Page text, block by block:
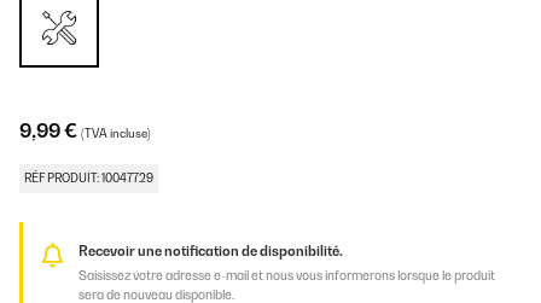
9,99 € (TVA incluse)
RÉF PRODUIT: 10047729
Recevoir une notification de disponibilité.
Saisissez votre adresse e-mail et nous vous informerons lorsque le produit
sera de nouveau disponible.